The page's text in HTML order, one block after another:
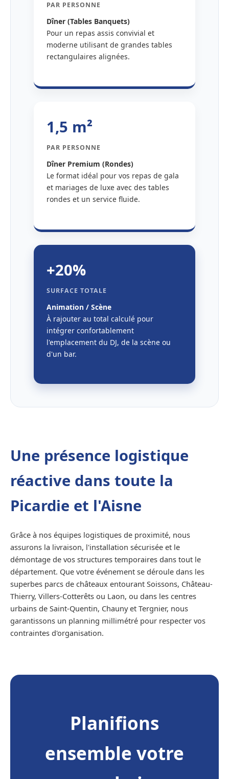
PAR PERSONNE
Dîner (Tables Banquets)
Pour un repas assis convivial et
moderne utilisant de grandes tables
rectangulaires alignées.
1,5 m²
PAR PERSONNE
Dîner Premium (Rondes)
Le format idéal pour vos repas de gala
et mariages de luxe avec des tables
rondes et un service fluide.
+20%
SURFACE TOTALE
Animation / Scène
À rajouter au total calculé pour
intégrer confortablement
l'emplacement du DJ, de la scène ou
d'un bar.
Une présence logistique
réactive dans toute la
Picardie et l'Aisne
Grâce à nos équipes logistiques de proximité, nous
assurons la livraison, l'installation sécurisée et le
démontage de vos structures temporaires dans tout le
département. Que votre événement se déroule dans les
superbes parcs de châteaux entourant Soissons, Château-
Thierry, Villers-Cotterêts ou Laon, ou dans les centres
urbains de Saint-Quentin, Chauny et Tergnier, nous
garantissons un planning millimétré pour respecter vos
contraintes d'organisation.
Planifions
ensemble votre